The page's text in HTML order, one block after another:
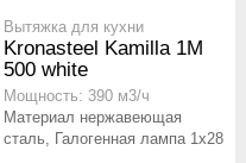
Вытяжка для кухни
Kronasteel Kamilla 1M
500 white
Мощность: 390 м3/ч
Материал нержавеющая
сталь, Галогенная лампа 1x28